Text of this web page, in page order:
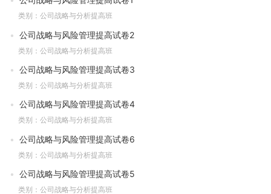
类别：公司战略与分析提高班
公司战略与风险管理提高试卷2
类别：公司战略与分析提高班
公司战略与风险管理提高试卷3
类别：公司战略与分析提高班
公司战略与风险管理提高试卷4
类别：公司战略与分析提高班
公司战略与风险管理提高试卷6
类别：公司战略与分析提高班
公司战略与风险管理提高试卷5
类别：公司战略与分析提高班